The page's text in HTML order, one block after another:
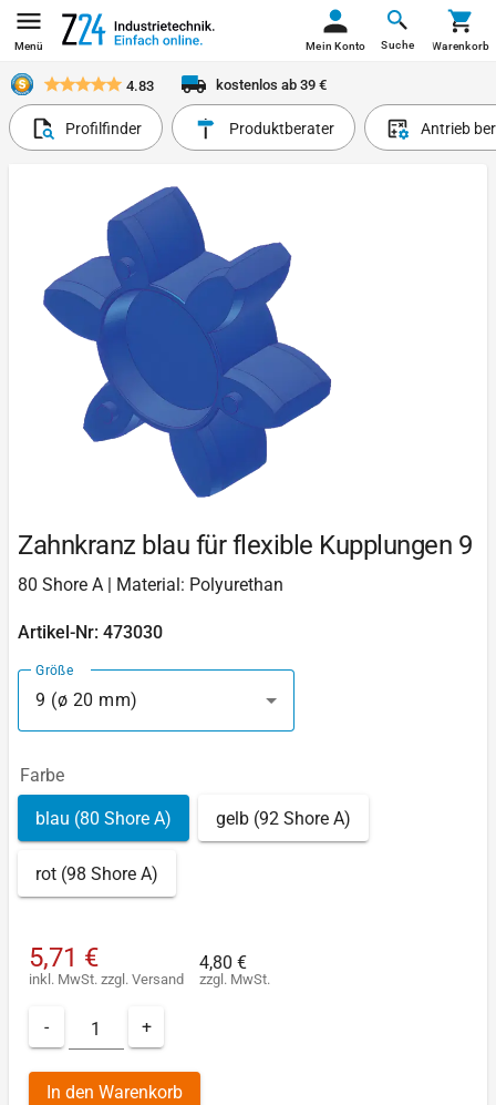
Menü Suche
Mein Konto Warenkorb
4.83 kostenlos ab 39 €
Profilfinder Produktberater Antrieb
Zahnkranz blau für flexible Kupplungen 9
80 Shore A | Material: Polyurethan
Artikel-Nr: 473030
Größe
9 (ø 20 mm)
Farbe
blau (80 Shore A) gelb (92 Shore A)
rot (98 Shore A)
5,71 €
inkl. MwSt. zzgl. Versand
4,80 €
zzgl. MwSt.
- +
In den Warenkorb